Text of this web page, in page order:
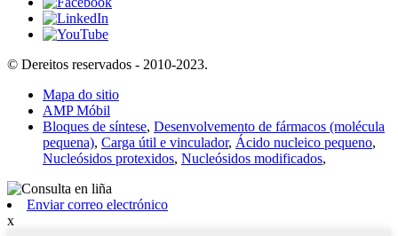
© Dereitos reservados - 2010-2023.
Mapa do sitio
AMP Móbil
Bloques de síntese, Desenvolvemento de fármacos (molécula
pequena), Carga útil e vinculador, Ácido nucleico pequeno,
Nucleósidos protexidos, Nucleósidos modificados,
Enviar correo electrónico
x